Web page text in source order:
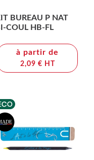
BUREAU P NAT
COUL HB-FL
à partir de
2,09 € HT